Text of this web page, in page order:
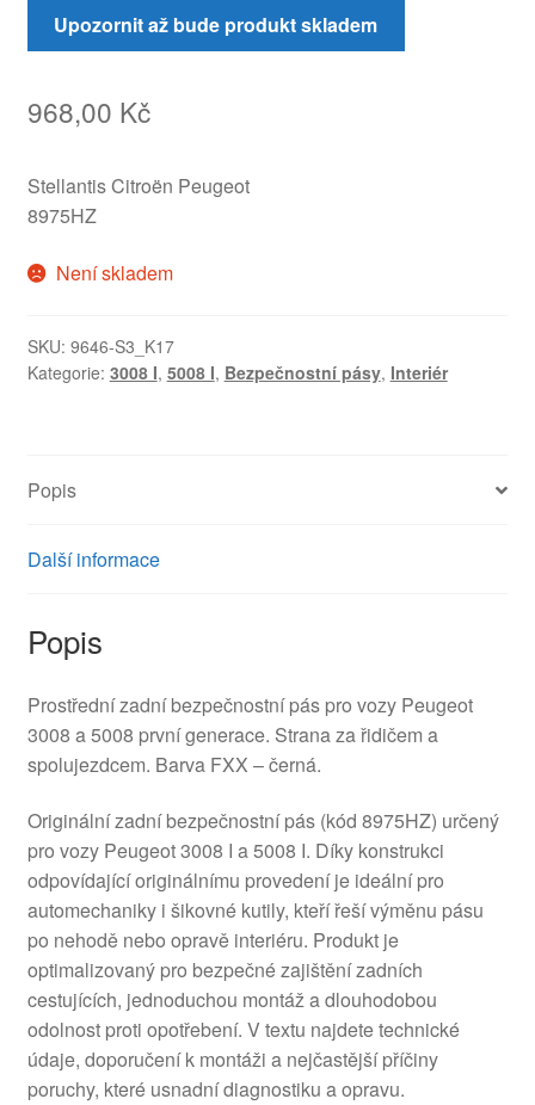
Upozornit až bude produkt skladem
968,00 Kč
Stellantis Citroën Peugeot
8975HZ
Není skladem
SKU: 9646-S3_K17
Kategorie: 3008 I, 5008 I, Bezpečnostní pásy, Interiér
Popis
Další informace
Popis
Prostřední zadní bezpečnostní pás pro vozy Peugeot
3008 a 5008 první generace. Strana za řidičem a
spolujezdcem. Barva FXX – černá.
Originální zadní bezpečnostní pás (kód 8975HZ) určený
pro vozy Peugeot 3008 I a 5008 I. Díky konstrukci
odpovídající originálnímu provedení je ideální pro
automechaniky i šikovné kutily, kteří řeší výměnu pásu
po nehodě nebo opravě interiéru. Produkt je
optimalizovaný pro bezpečné zajištění zadních
cestujících, jednoduchou montáž a dlouhodobou
odolnost proti opotřebení. V textu najdete technické
údaje, doporučení k montáži a nejčastější příčiny
poruchy, které usnadní diagnostiku a opravu.